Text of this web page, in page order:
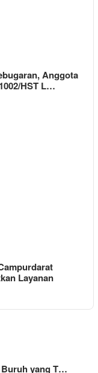
Anggota
HST L…
Layanan
Buruh yang T…